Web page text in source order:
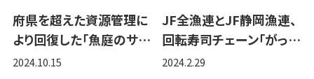
府県を超えた資源管理に
より回復した「魚庭のサ…
2024.10.15
JF全漁連とJF静岡漁連、
回転寿司チェーン「がっ…
2024.2.29